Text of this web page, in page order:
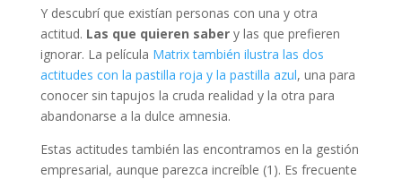
Y descubrí que existían personas con una y otra
actitud. Las que quieren sabery las que prefieren
ignorar. La película Matrix también ilustra las dos
actitudes con la pastilla roja y la pastilla azul, una para
conocer sin tapujos la cruda realidad y la otra para
abandonarse a la dulce amnesia.
Estas actitudes también las encontramos en la gestión
empresarial, aunque parezca increíble (1). Es frecuente